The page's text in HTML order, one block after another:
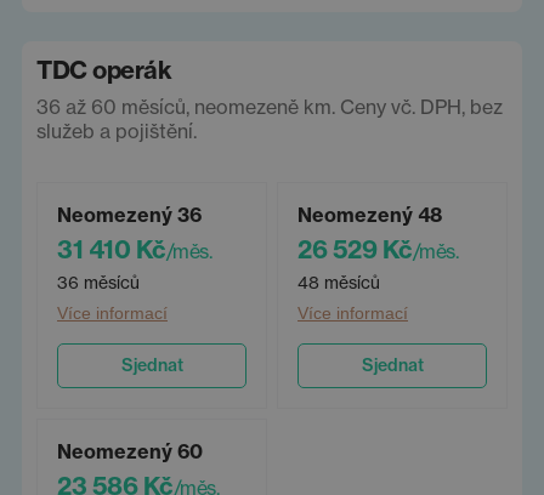
TDC operák
36 až 60 měsíců, neomezeně km. Ceny vč. DPH, bez
služeb a pojištění.
Neomezený 36
31 410 Kč/měs.
36 měsíců
Více informací
Sjednat
Neomezený 48
26 529 Kč/měs.
48 měsíců
Více informací
Sjednat
Neomezený 60
23 586 Kč/měs.